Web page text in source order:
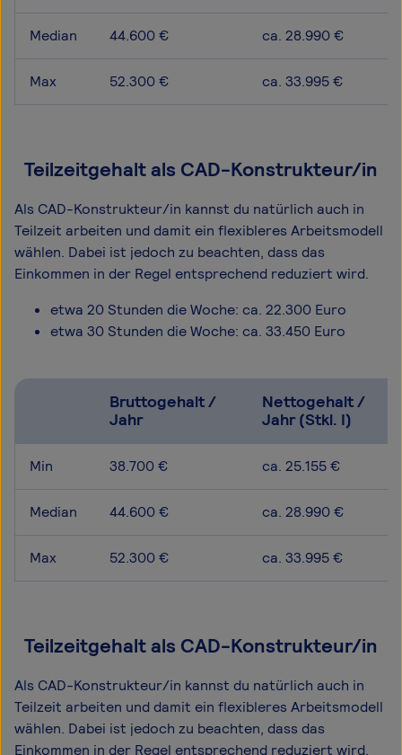
Median 44.600 € ca. 28.990 €
Max 52.300 € ca. 33.995 €
Teilzeitgehalt als CAD-Konstrukteur/in
Als CAD-Konstrukteur/in kannst du natürlich auch in
Teilzeit arbeiten und damit ein flexibleres Arbeitsmodell
wählen. Dabei ist jedoch zu beachten, dass das
Einkommen in der Regel entsprechend reduziert wird.
etwa 20 Stunden die Woche: ca. 22.300 Euro
etwa 30 Stunden die Woche: ca. 33.450 Euro
Bruttogehalt /
Jahr
Nettogehalt /
Jahr (Stkl. I)
Min 38.700 € ca. 25.155 €
Median 44.600 € ca. 28.990 €
Max 52.300 € ca. 33.995 €
Teilzeitgehalt als CAD-Konstrukteur/in
Als CAD-Konstrukteur/in kannst du natürlich auch in
Teilzeit arbeiten und damit ein flexibleres Arbeitsmodell
wählen. Dabei ist jedoch zu beachten, dass das
Einkommen in der Regel entsprechend reduziert wird.